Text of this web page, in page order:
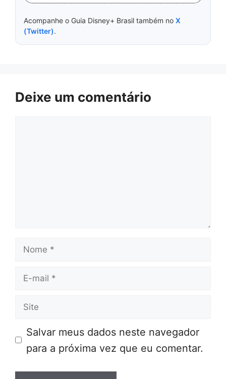
Acompanhe o Guia Disney+ Brasil também no X
(Twitter).
Deixe um comentário
Nome
E-
Site
Salvar meus dados neste navegador
para a próxima vez que eu comentar.